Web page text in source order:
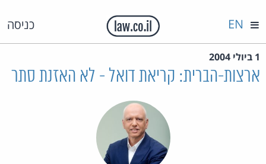
כניסה EN
1 ביולי 2004
ארצות-הברית: קריאת דואל - לא האזנת סתר